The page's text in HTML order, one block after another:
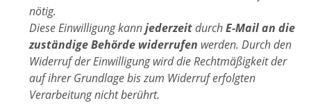
nötig.
Diese Einwilligung kannjederzeitdurchE-Mail an die
zuständige Behörde widerrufen werden. Durch den
Widerruf der Einwilligung wird die Rechtmäßigkeit der
auf ihrer Grundlage bis zum Widerruf erfolgten
Verarbeitung nicht berührt.